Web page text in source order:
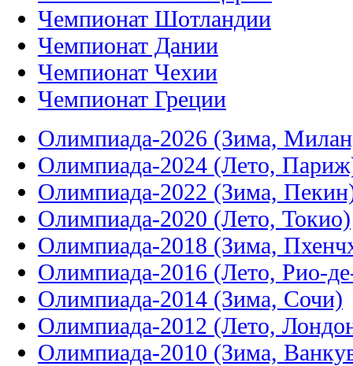
Чемпионат Шотландии
Чемпионат Дании
Чемпионат Чехии
Чемпионат Греции
Олимпиада-2026 (Зима,
Олимпиада-2024 (Лето,
Олимпиада-2022 (Зима,
Олимпиада-2020 (Лето, Токио)
Олимпиада-2018 (Зима,
Олимпиада-2016 (Лето, Рио-
Олимпиада-2014 (Зима, Сочи)
Олимпиада-2012 (Лето,
Олимпиада-2010 (Зима,